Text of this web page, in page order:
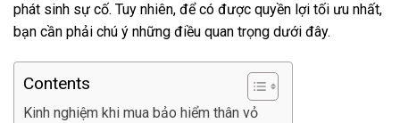
phát sinh sự cố. Tuy nhiên, để có được quyền lợi tối ưu nhất,
bạn cần phải chú ý những điều quan trọng dưới đây.
Contents
Kinh nghiệm khi mua bảo hiểm thân vỏ